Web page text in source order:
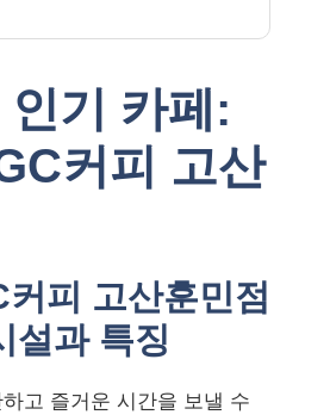
기 카페:
커피 고산
피 고산훈민점
설과 특징
고 즐거운 시간을 보낼 수